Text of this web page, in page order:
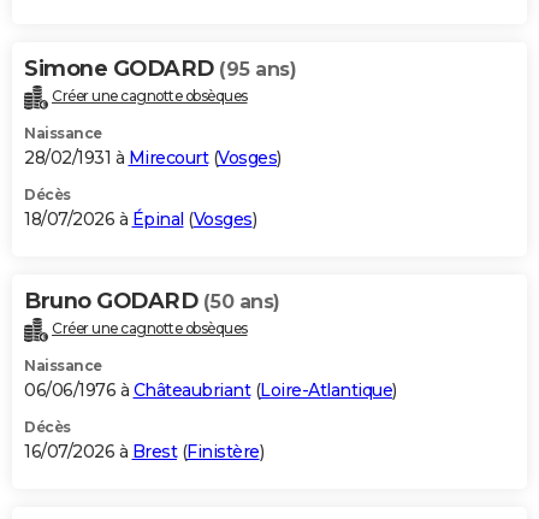
Simone GODARD (95 ans)
Créer une cagnotte obsèques
Naissance
28/02/1931 à Mirecourt(Vosges)
Décès
18/07/2026 à Épinal (Vosges)
Bruno GODARD (50 ans)
Créer une cagnotte obsèques
Naissance
06/06/1976 à Châteaubriant(Loire-Atlantique)
Décès
16/07/2026 à Brest(Finistère)